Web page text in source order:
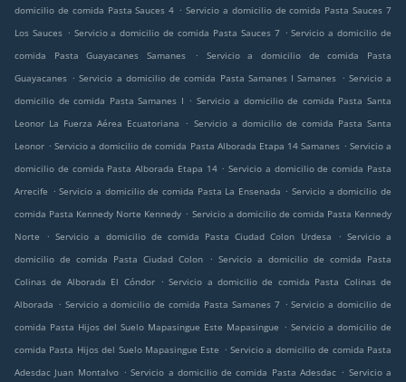
domicilio de comida Pasta Sauces 4 . Servicio a domicilio de comida Pasta Sauces 7
Los Sauces . Servicio a domicilio de comida Pasta Sauces 7 . Servicio a domicilio de
comida Pasta Guayacanes Samanes
.
Servicio a domicilio de comida Pasta
Guayacanes . Servicio a domicilio de comida Pasta Samanes I Samanes . Servicio a
domicilio de comida Pasta Samanes I . Servicio a domicilio de comida Pasta Santa
Leonor La Fuerza Aérea Ecuatoriana
. Servicio a domicilio de comida Pasta Santa
Leonor . Servicio a domicilio de comida Pasta Alborada Etapa 14 Samanes . Servicio a
domicilio de comida Pasta Alborada Etapa 14 . Servicio a domicilio de comida Pasta
Arrecife . Servicio a domicilio de comida Pasta La Ensenada . Servicio a domicilio de
comida Pasta Kennedy Norte Kennedy . Servicio a domicilio de comida Pasta Kennedy
Norte
. Servicio a domicilio de comida Pasta Ciudad Colon Urdesa . Servicio a
domicilio de comida Pasta Ciudad Colon
. Servicio a domicilio de comida Pasta
Colinas de Alborada El Cóndor
. Servicio a domicilio de comida Pasta Colinas de
Alborada . Servicio a domicilio de comida Pasta Samanes 7 . Servicio a domicilio de
comida Pasta Hijos del Suelo Mapasingue Este Mapasingue . Servicio a domicilio de
comida Pasta Hijos del Suelo Mapasingue Este . Servicio a domicilio de comida Pasta
Adesdac Juan Montalvo . Servicio a domicilio de comida Pasta Adesdac . Servicio a